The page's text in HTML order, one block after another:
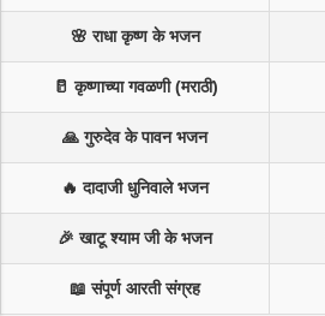
🌸 राधा कृष्ण के भजन
🥛 कृष्णाच्या गवळणी (मराठी)
🙏 गुरुदेव के पावन भजन
🔥 दादाजी धुनिवाले भजन
🎉 खाटू श्याम जी के भजन
📖 संपूर्ण आरती संग्रह